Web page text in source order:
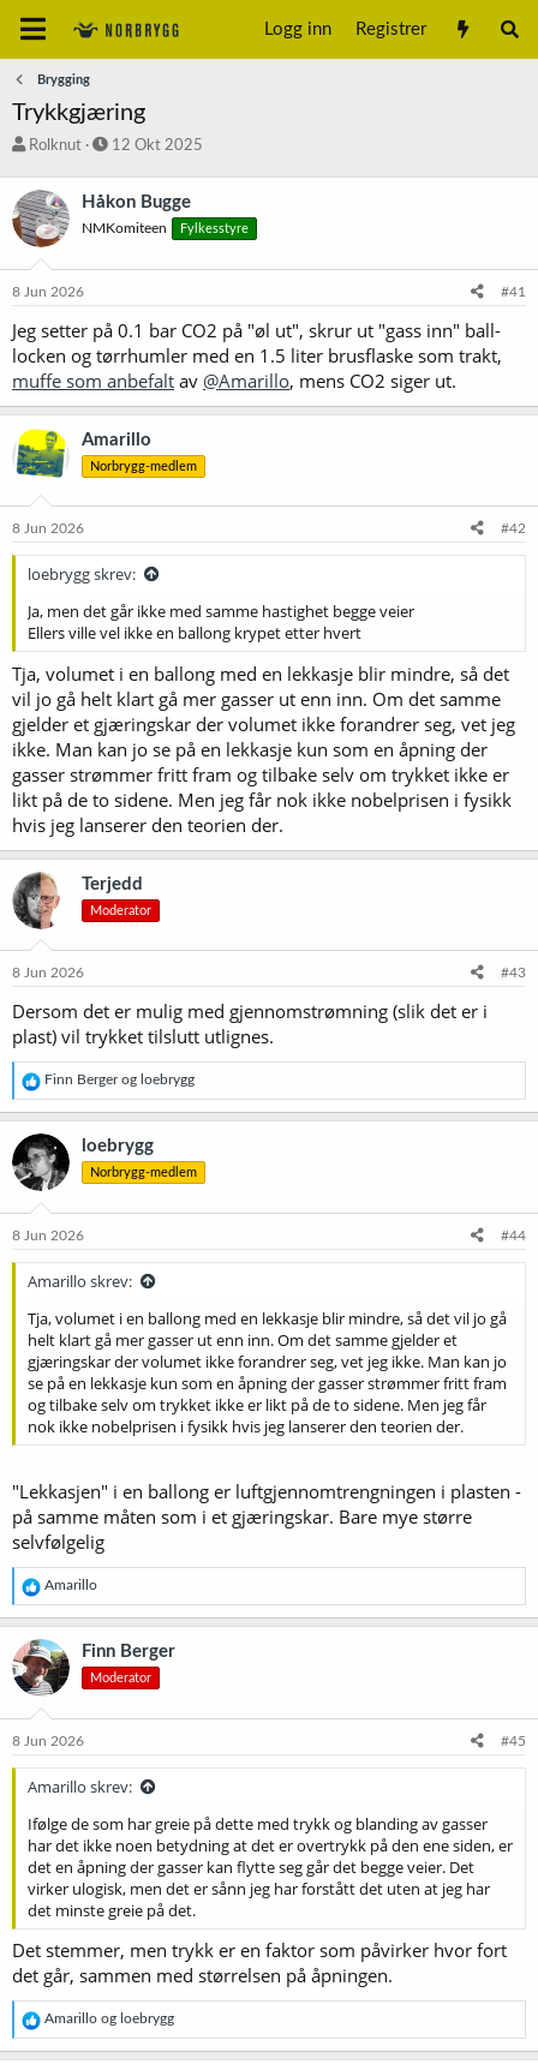
Logg inn Registrer
Brygging
Trykkgjæring
T
å
d
s
a
r
e
r
Rolknut
S
r
t
a
12 Okt 2025
Håkon Bugge
NMKomiteen Fylkesstyre
8 Jun 2026 #41
Jeg setter på 0.1 bar CO2 på "øl ut", skrur ut "gass inn" ball-
locken og tørrhumler med en 1.5 liter brusflaske som trakt,
muffe som anbefalt av @Amarillo, mens CO2 siger ut.
Amarillo
Norbrygg-medlem
8 Jun 2026 #42
loebrygg skrev:
Ja, men det går ikke med samme hastighet begge veier
Ellers ville vel ikke en ballong krypet etter hvert
Tja, volumet i en ballong med en lekkasje blir mindre, så det
vil jo gå helt klart gå mer gasser ut enn inn. Om det samme
gjelder et gjæringskar der volumet ikke forandrer seg, vet jeg
ikke. Man kan jo se på en lekkasje kun som en åpning der
gasser strømmer fritt fram og tilbake selv om trykket ikke er
likt på de to sidene. Men jeg får nok ikke nobelprisen i fysikk
hvis jeg lanserer den teorien der.
Terjedd
Moderator
8 Jun 2026 #43
Dersom det er mulig med gjennomstrømning (slik det er i
plast) vil trykket tilslutt utlignes.
R
e
a
k
s
j
o
e
Finn Bergerog loebrygg
loebrygg
Norbrygg-medlem
8 Jun 2026 #44
Amarillo skrev:
Tja, volumet i en ballong med en lekkasje blir mindre, så det vil jo gå
helt klart gå mer gasser ut enn inn. Om det samme gjelder et
gjæringskar der volumet ikke forandrer seg, vet jeg ikke. Man kan jo
se på en lekkasje kun som en åpning der gasser strømmer fritt fram
og tilbake selv om trykket ikke er likt på de to sidene. Men jeg får
nok ikke nobelprisen i fysikk hvis jeg lanserer den teorien der.
"Lekkasjen" i en ballong er luftgjennomtrengningen i plasten -
på samme måten som i et gjæringskar. Bare mye større
selvfølgelig
R
e
a
k
s
j
o
e
Amarillo
Finn Berger
Moderator
8 Jun 2026 #45
Amarillo skrev:
Ifølge de som har greie på dette med trykk og blanding av gasser
har det ikke noen betydning at det er overtrykk på den ene siden, er
det en åpning der gasser kan flytte seg går det begge veier. Det
virker ulogisk, men det er sånn jeg har forstått det uten at jeg har
det minste greie på det.
Det stemmer, men trykk er en faktor som påvirker hvor fort
det går, sammen med størrelsen på åpningen.
R
e
a
Amarillo og loebrygg